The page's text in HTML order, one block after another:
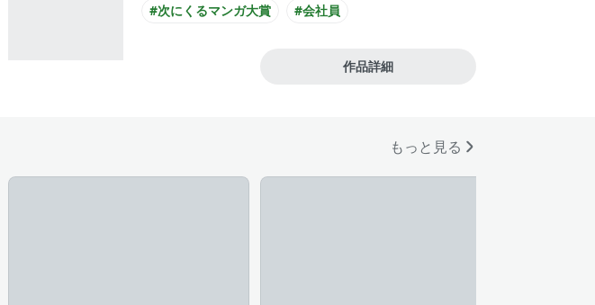
#次にくるマンガ大賞
#会社員
作品詳細
もっと見る